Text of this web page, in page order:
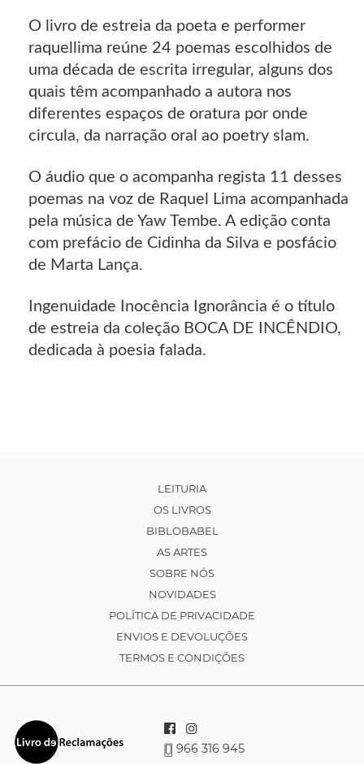
O livro de estreia da poeta e performer
raquellima reúne 24 poemas escolhidos de
uma década de escrita irregular, alguns dos
quais têm acompanhado a autora nos
diferentes espaços de oratura por onde
circula, da narração oral ao poetry slam.
O áudio que o acompanha regista 11 desses
poemas na voz de Raquel Lima acompanhada
pela música de Yaw Tembe. A edição conta
com prefácio de Cidinha da Silva e posfácio
de Marta Lança.
Ingenuidade Inocência Ignorância é o título
de estreia da coleção BOCA DE INCÊNDIO,
dedicada à poesia falada.
LEITURIA
OS LIVROS
BIBLOBABEL
AS ARTES
SOBRE NÓS
NOVIDADES
POLÍTICA DE PRIVACIDADE
ENVIOS E DEVOLUÇÕES
TERMOS E CONDIÇÕES
966 316 945